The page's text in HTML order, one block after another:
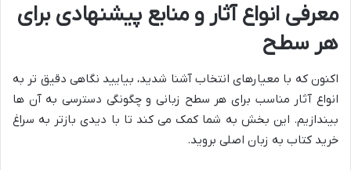
معرفی انواع آثار و منابع پیشنهادی برای
هر سطح
اکنون که با معیارهای انتخاب آشنا شدید، بیایید نگاهی دقیق تر به
انواع آثار مناسب برای هر سطح زبانی و چگونگی دسترسی به آن ها
بیندازیم. این بخش به شما کمک می کند تا با دیدی بازتر به سراغ
خرید کتاب به زبان اصلی بروید.